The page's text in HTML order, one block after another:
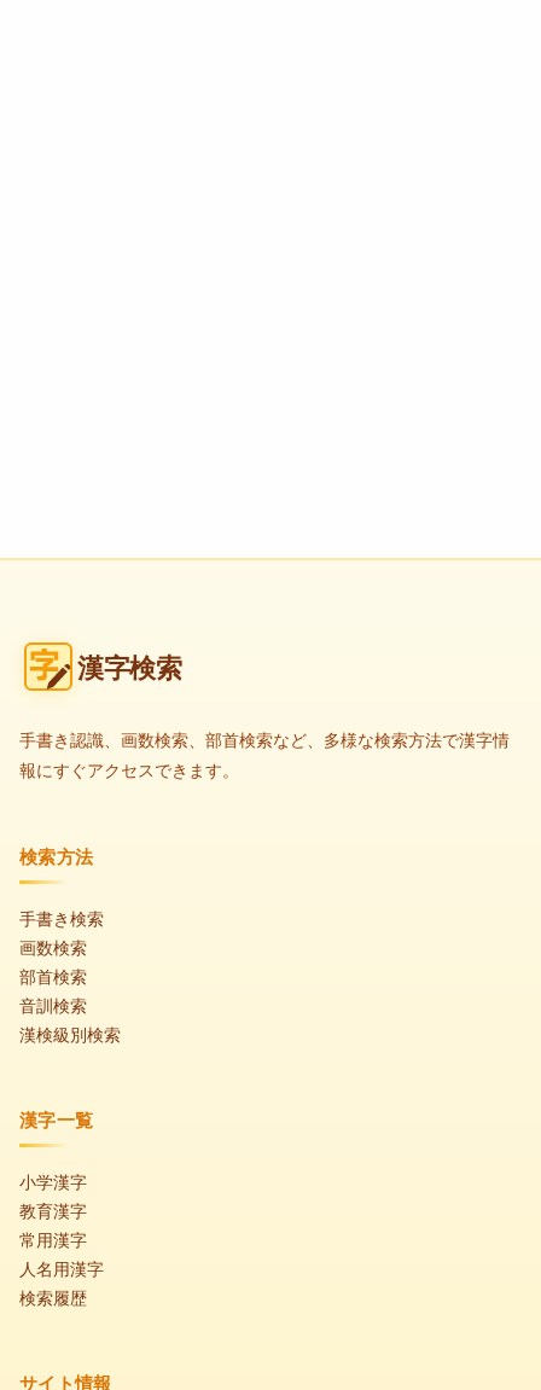
漢字検索
手書き認識、画数検索、部首検索など、多様な検索方法で漢字情
報にすぐアクセスできます。
検索方法
手書き検索
画数検索
部首検索
音訓検索
漢検級別検索
漢字一覧
小学漢字
教育漢字
常用漢字
人名用漢字
検索履歴
サイト情報